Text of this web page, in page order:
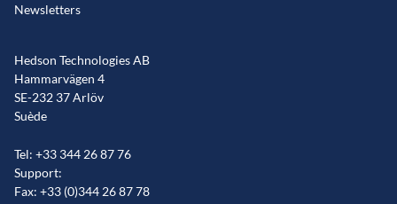
Newsletters
Hedson Technologies AB
Hammarvägen 4
SE-232 37 Arlöv
Suède
Tel: +33 344 26 87 76
Support:
Fax: +33 (0)344 26 87 78